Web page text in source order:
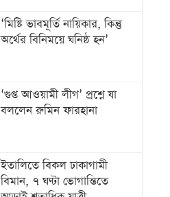
‘মিষ্টি ভাবমূর্তি নায়িকার, কিন্তু
অর্থের বিনিময়ে ঘনিষ্ঠ হন’
‘গুপ্ত আওয়ামী লীগ’ প্রশ্নে যা
বললেন রুমিন ফারহানা
ইতালিতে বিকল ঢাকাগামী
বিমান, ৭ ঘণ্টা ভোগান্তিতে